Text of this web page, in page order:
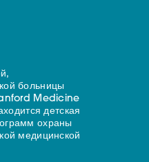
больницы
Medicine
детская
охраны
медицинской